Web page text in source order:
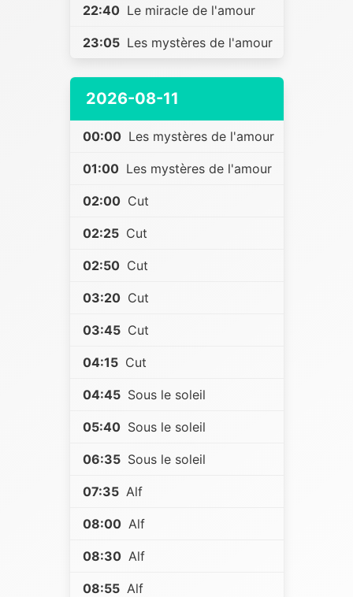
22:40 Le miracle de l'amour
23:05 Les mystères de l'amour
2026-08-11
00:00 Les mystères de l'amour
01:00 Les mystères de l'amour
02:00 Cut
02:25 Cut
02:50 Cut
03:20 Cut
03:45 Cut
04:15 Cut
04:45 Sous le soleil
05:40 Sous le soleil
06:35 Sous le soleil
07:35 Alf
08:00 Alf
08:30 Alf
08:55 Alf